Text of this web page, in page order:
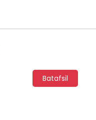
Batafsil